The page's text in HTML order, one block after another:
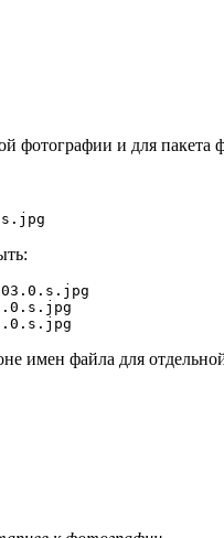
фотографии и для пакета
имен файла для